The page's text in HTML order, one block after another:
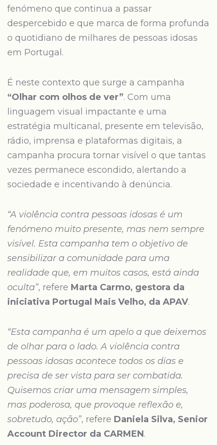
fenómeno que continua a passar
despercebido e que marca de forma profunda
o quotidiano de milhares de pessoas idosas
em Portugal.
É neste contexto que surge a campanha
“Olhar com olhos de ver”. Com uma
linguagem visual impactante e uma
estratégia multicanal, presente em televisão,
rádio, imprensa e plataformas digitais, a
campanha procura tornar visível o que tantas
vezes permanece escondido, alertando a
sociedade e incentivando à denúncia.
“A violência contra pessoas idosas é um
fenómeno muito presente, mas nem sempre
visível. Esta campanha tem o objetivo de
sensibilizar a comunidade para uma
realidade que, em muitos casos, está ainda
oculta”, refere Marta Carmo, gestora da
iniciativa Portugal Mais Velho, da APAV.
“Esta campanha é um apelo a que deixemos
de olhar para o lado. A violência contra
pessoas idosas acontece todos os dias e
precisa de ser vista para ser combatida.
Quisemos criar uma mensagem simples,
mas poderosa, que provoque reflexão e,
sobretudo, ação”, refere Daniela Silva, Senior
Account Director da CARMEN.